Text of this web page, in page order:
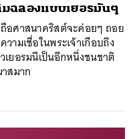
มฉลองแบบเยอรมันๆ
อศาสนาคริสต์จะค่อยๆ ถอย
ามเชื่อในพระเจ้าเกือบถึง
เยอรมนีเป็นอีกหนึ่งชนชาติ
สมาก